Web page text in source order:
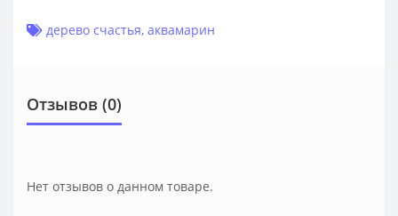
дерево счастья, аквамарин
Отзывов (0)
Нет отзывов о данном товаре.